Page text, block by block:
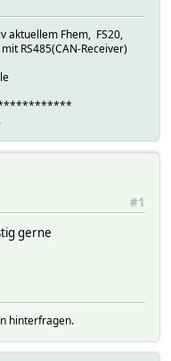
aktuellem Fhem, FS20,
RS485(CAN-Receiver)
#1
gerne
hinterfragen.